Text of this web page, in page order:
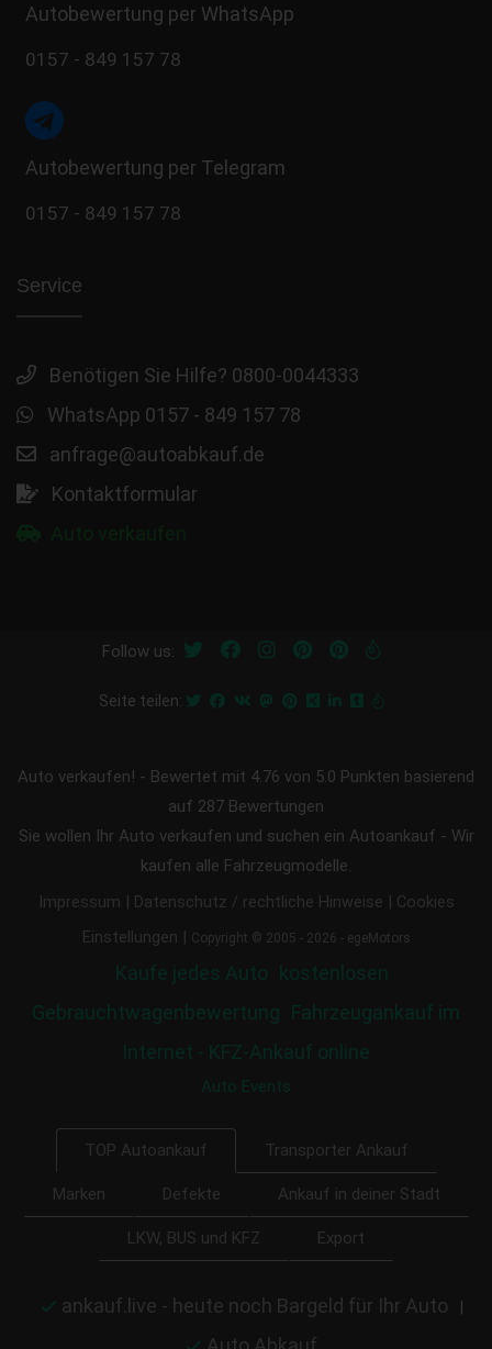
Autobewertung per WhatsApp
0157 - 849 157 78
Autobewertung per Telegram
0157 - 849 157 78
Service
Benötigen Sie Hilfe? 0800-0044333
WhatsApp 0157 - 849 157 78
anfrage@autoabkauf.de
Kontaktformular
Follow us:
Seite teilen:
Auto verkaufen! - Bewertet mit 4.76 von 5.0 Punkten basierend
auf 287 Bewertungen
Sie wollen Ihr Auto verkaufen und suchen ein Autoankauf - Wir
kaufen alle Fahrzeugmodelle.
Impressum | Datenschutz / rechtliche Hinweise | Cookies
Einstellungen | Copyright © 2005 - 2026 - egeMotors
Kaufe jedes Auto kostenlosen
Gebrauchtwagenbewertung Fahrzeugankauf im
Internet - KFZ-Ankauf online
Auto Events
TOP Autoankauf Transporter Ankauf
Marken Defekte Ankauf in deiner Stadt
LKW, BUS und KFZ Export
ankauf.live - heute noch Bargeld für Ihr Auto |